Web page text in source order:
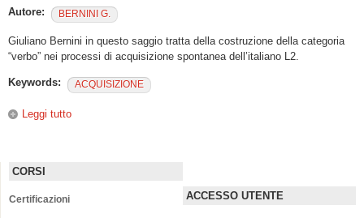
Autore: BERNINI G.
Giuliano Bernini in questo saggio tratta della costruzione della categoria
“verbo” nei processi di acquisizione spontanea dell’italiano L2.
Keywords: ACQUISIZIONE
Leggi tutto
CORSI
Certificazioni ACCESSO UTENTE